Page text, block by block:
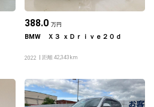
388.0 万円
BMW Ｘ３ ｘＤｒｉｖｅ２０ｄ
2022 距離 42,343km